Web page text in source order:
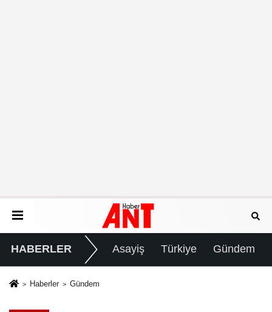
HABERLER Asayiş Türkiye Gündem
Haberler Gündem